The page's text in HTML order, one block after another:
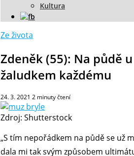
Kultura
Ze života
Zdeněk (55): Na půdě
žaludkem každému
24. 3. 2021 2 minuty čtení
Zdroj: Shutterstock
„S tím nepořádkem na půdě se už
dala mi tak svým způsobem